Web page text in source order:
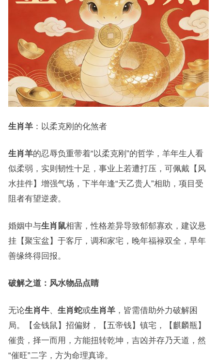
生肖羊：以柔克刚的化煞者
生肖羊的忍辱负重带着“以柔克刚”的哲学，羊年生人看
似柔弱，实则韧性十足，事业上若遭打压，可佩戴【风
水挂件】增强气场，下半年逢“天乙贵人”相助，项目受
阻者有望逆袭。
婚姻中与生肖鼠相害，性格差异导致郁郁寡欢，建议悬
挂【聚宝盆】于客厅，调和家宅，晚年福禄双全，早年
善缘终得回报。
破解之道：风水物品点睛
无论生肖牛、 生肖蛇或生肖羊，皆需借助外力破解困
局。【金钱鼠】招偏财，【五帝钱】镇宅，【麒麟瓶】
催贵，择一而用，方能扭转乾坤，吉凶并存乃天道，然
“催旺”二字，方为命理真谛。